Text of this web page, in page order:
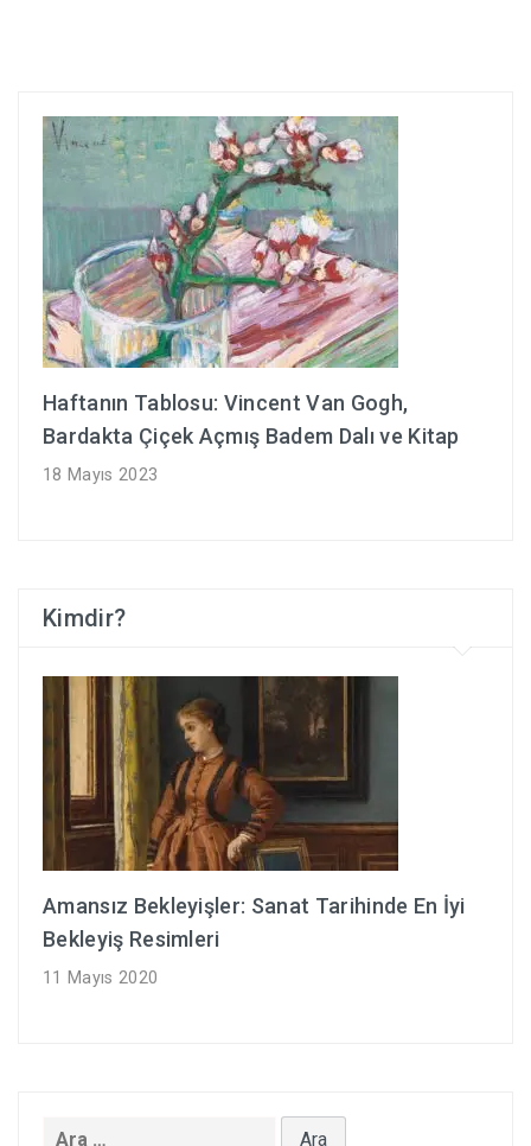
Haftanın Tablosu: Vincent Van Gogh,
Bardakta Çiçek Açmış Badem Dalı ve Kitap
18 Mayıs 2023
Kimdir?
Amansız Bekleyişler: Sanat Tarihinde En İyi
Bekleyiş Resimleri
11 Mayıs 2020
Arama: